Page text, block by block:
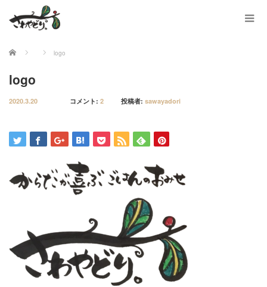
ホーム logo
logo
2020.3.20 コメント: 2 投稿者: sawayadori